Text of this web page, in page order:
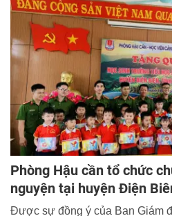
Phòng Hậu cần tổ chức
nguyện tại huyện Điện
Được sự đồng ý của Ban Giám